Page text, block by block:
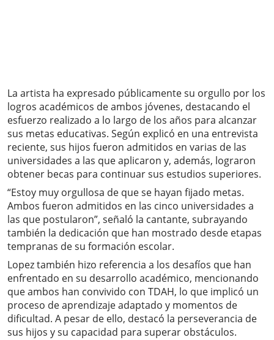
La artista ha expresado públicamente su orgullo por los
logros académicos de ambos jóvenes, destacando el
esfuerzo realizado a lo largo de los años para alcanzar
sus metas educativas. Según explicó en una entrevista
reciente, sus hijos fueron admitidos en varias de las
universidades a las que aplicaron y, además, lograron
obtener becas para continuar sus estudios superiores.
“Estoy muy orgullosa de que se hayan fijado metas.
Ambos fueron admitidos en las cinco universidades a
las que postularon”, señaló la cantante, subrayando
también la dedicación que han mostrado desde etapas
tempranas de su formación escolar.
Lopez también hizo referencia a los desafíos que han
enfrentado en su desarrollo académico, mencionando
que ambos han convivido con TDAH, lo que implicó un
proceso de aprendizaje adaptado y momentos de
dificultad. A pesar de ello, destacó la perseverancia de
sus hijos y su capacidad para superar obstáculos.